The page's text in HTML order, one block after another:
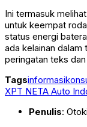
Ini termasuk
untuk keempat
status energi
ada kelainan dalam
peringatan teks
Tagsinformasi
XPT NETA Auto
Penulis: